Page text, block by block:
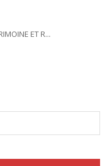
ET R...